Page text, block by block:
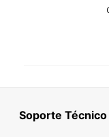
Soporte Técnico